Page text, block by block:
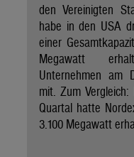
den Vereinigten
habe in den USA
einer
Megawatt
Unternehmen am
mit. Zum
Quartal hatte
3.100 Megawatt